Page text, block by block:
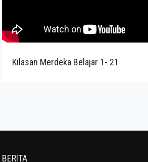
Kilasan Merdeka Belajar 1- 21
BERITA